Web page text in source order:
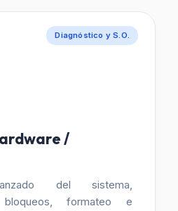
Diagnóstico y S.O.
/
del sistema,
formateo e